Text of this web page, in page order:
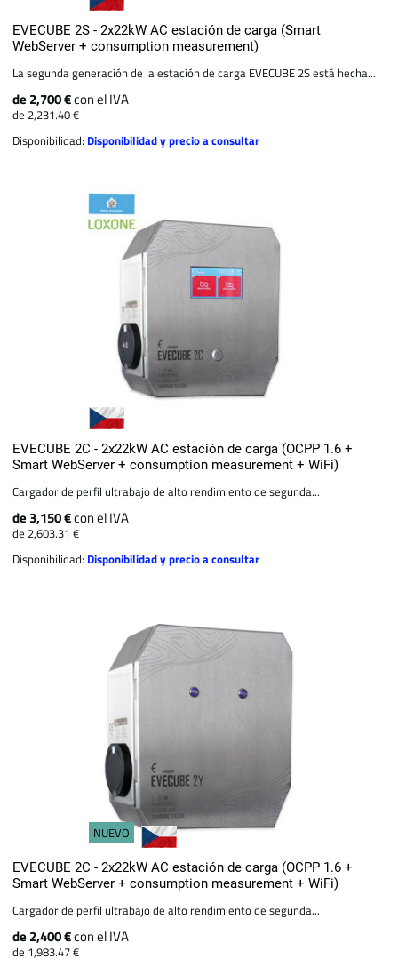
EVECUBE 2S - 2x22kW AC estación de carga (Smart
WebServer + consumption measurement)
La segunda generación de la estación de carga EVECUBE 2S está hecha...
de 2,700 €con el IVA
de 2,231.40 €
Disponibilidad: Disponibilidad y precio a consultar
EVECUBE 2C - 2x22kW AC estación de carga (OCPP 1.6 +
Smart WebServer + consumption measurement + WiFi)
Cargador de perfil ultrabajo de alto rendimiento de segunda...
de 3,150 €con el IVA
de 2,603.31 €
Disponibilidad: Disponibilidad y precio a consultar
NUEVO
EVECUBE 2C - 2x22kW AC estación de carga (OCPP 1.6 +
Smart WebServer + consumption measurement + WiFi)
Cargador de perfil ultrabajo de alto rendimiento de segunda...
de 2,400 €con el IVA
de 1,983.47 €